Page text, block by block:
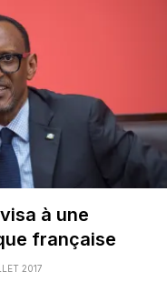
à une
française
2017